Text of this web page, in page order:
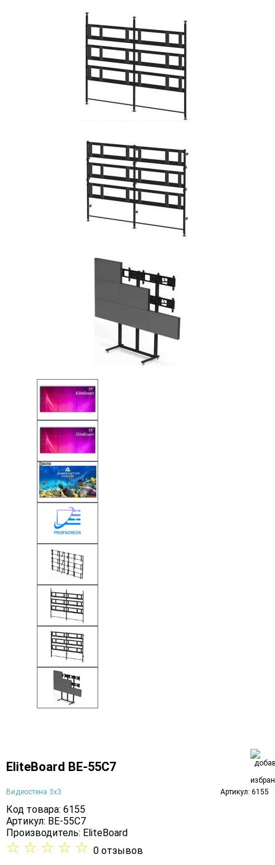
EliteBoard BE-55C7
Видеостена 3х3 Артикул: 6155
Код товара: 6155
Артикул: BE-55C7
Производитель: EliteBoard
☆ ☆ ☆ ☆ ☆ 0 отзывов